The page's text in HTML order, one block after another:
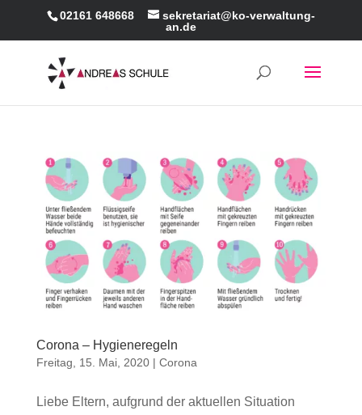
02161 648668
sekretariat@ko-verwaltung-
an.de
Corona – Hygieneregeln
Freitag, 15. Mai, 2020| Corona
Liebe Eltern, aufgrund der aktuellen Situation